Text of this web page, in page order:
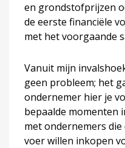
en grondstofprijzen
de eerste financiële
met het voorgaande
Vanuit mijn
geen probleem; het
ondernemer hier je
bepaalde momenten
met ondernemers
voer willen inkopen